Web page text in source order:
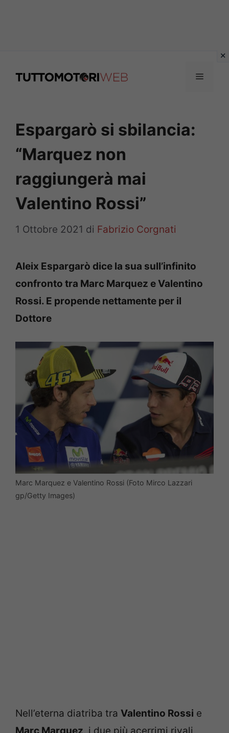
Menu
Espargarò si sbilancia:
“Marquez non
raggiungerà mai
Valentino Rossi”
1 Ottobre 2021 di Fabrizio Corgnati
Aleix Espargarò dice la sua sull’infinito
confronto tra Marc Marquez e Valentino
Rossi. E propende nettamente per il
Dottore
Marc Marquez e Valentino Rossi (Foto Mirco Lazzari
gp/Getty Images)
Nell’eterna diatriba tra Valentino Rossi e
Marc Marquez, i due più acerrimi rivali